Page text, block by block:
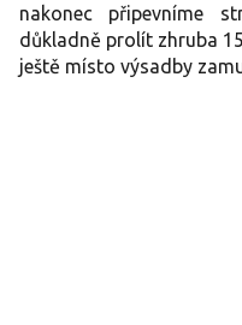
nakonec připevníme
důkladně prolít zhruba
ještě místo výsadby